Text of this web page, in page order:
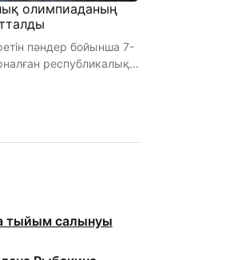
олимпиаданың
пәндер бойынша 7-
республикалық
тыйым салынуы